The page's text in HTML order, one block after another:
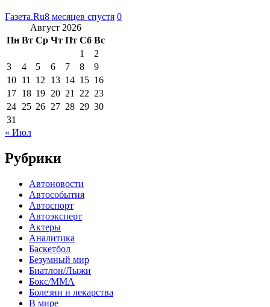
Газета.Ru8 месяцев спустя 0
Август 2026
Пн Вт Ср Чт Пт Сб Вс
1
2
3
4 5 6 7 8
9
10 11 12 13 14 15 16
17 18 19 20 21 22 23
24 25 26 27 28 29 30
31
« Июл
Рубрики
Автоновости
Автособытия
Автоспорт
Автоэксперт
Актеры
Аналитика
Баскетбол
Безумный мир
Биатлон/Лыжи
Бокс/MMA
Болезни и лекарства
В мире